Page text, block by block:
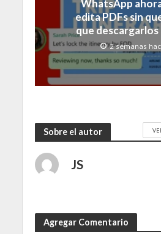
WhatsApp
edita PDFs sin
que
2 semanas
Sobre el autor
JS
Agregar Comentario